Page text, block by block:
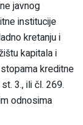
javnog
institucije
kretanju i
kapitala i
kreditne
3., ili čl. 269.
odnosima